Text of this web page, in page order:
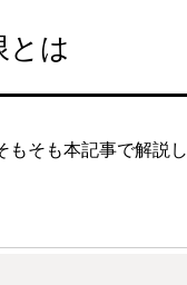
とは
もそも本記事で解説